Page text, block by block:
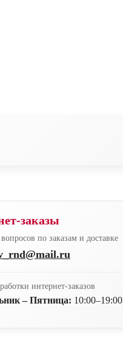
заказы
по заказам и доставке
интернет-заказов
– Пятница: 10:00–19:00